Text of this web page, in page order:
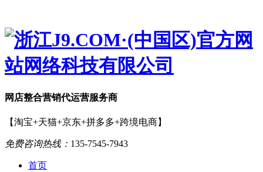
网店整合营销代运营服务商
【淘宝+天猫+京东+拼多多+跨境电商】
免费咨询热线： 135-7545-7943
首页